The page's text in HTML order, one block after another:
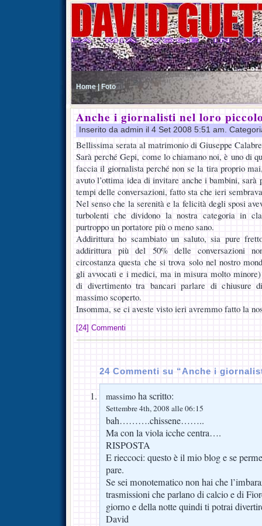
Home | Foto
Anche i giornalisti nel loro
Inserito da admin il 4 Set 2008 5:51 am.
Bellissima serata al matrimonio di Giuseppe
Sarà perché Gepi, come lo chiamano noi, è uno di
faccia il giornalista perché non se la tira proprio
avuto l’ottima idea di invitare anche i bambini,
tempi delle conversazioni, fatto sta che ieri
Nel senso che la serenità e la felicità degli sposi
turbolenti che dividono la nostra categoria in
purtroppo un portatore più o meno sano.
Addirittura ho scambiato un saluto, sia pure
addirittura più del 50% delle conversazioni
circostanza questa che si trova solo nel nostro
gli avvocati e i medici, ma in misura molto
di divertimento tra bancari parlare di chiusure
massimo scoperto.
Insomma, se ci aveste visto ieri avremmo fatto la
[24] Commenti
24 Commenti su “Anche i
massimo ha scritto:
Settembre 4th, 2008 alle 06:15
bah……….chissene……..
Ma con la viola icche centra….
RISPOSTA
E rieccoci: questo è il mio blog e se
pare.
Se sei monotematico non hai che
trasmissioni che parlano di calcio e di
giorno e della notte quindi ti potrai
David